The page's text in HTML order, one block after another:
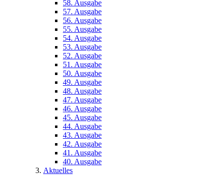
58. Ausgabe
57. Ausgabe
56. Ausgabe
55. Ausgabe
54. Ausgabe
53. Ausgabe
52. Ausgabe
51. Ausgabe
50. Ausgabe
49. Ausgabe
48. Ausgabe
47. Ausgabe
46. Ausgabe
45. Ausgabe
44. Ausgabe
43. Ausgabe
42. Ausgabe
41. Ausgabe
40. Ausgabe
Aktuelles